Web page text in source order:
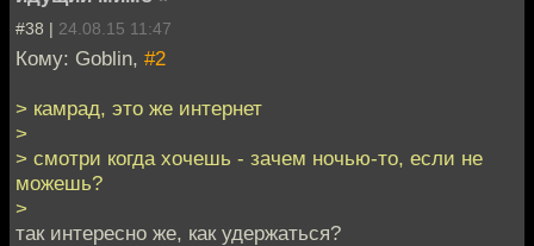
#38 | 24.08.15 11:47
Кому: Goblin, #2
> камрад, это же интернет
>
> смотри когда хочешь - зачем ночью-то, если не
можешь?
>
так интересно же, как удержаться?